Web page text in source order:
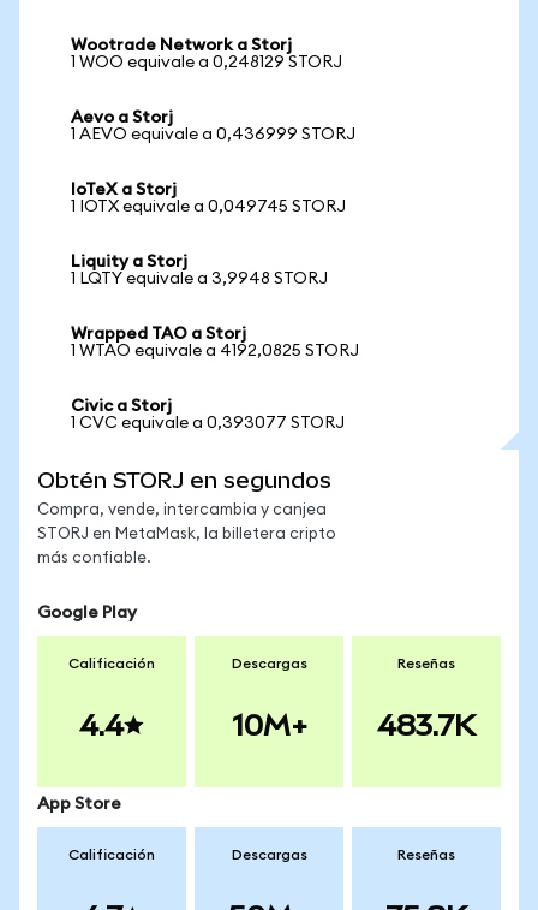
Wootrade Network a Storj
1 WOO equivale a 0,248129 STORJ
Aevo a Storj
1 AEVO equivale a 0,436999 STORJ
IoTeX a Storj
1 IOTX equivale a 0,049745 STORJ
Liquity a Storj
1 LQTY equivale a 3,9948 STORJ
Wrapped TAO a Storj
1 WTAO equivale a 4192,0825 STORJ
Civic a Storj
1 CVC equivale a 0,393077 STORJ
Obtén STORJ en segundos
Compra, vende, intercambia y canjea
STORJ en MetaMask, la billetera cripto
más confiable.
Google Play
Calificación
4.4
Descargas
10M+
Reseñas
483.7K
App Store
Calificación Descargas Reseñas